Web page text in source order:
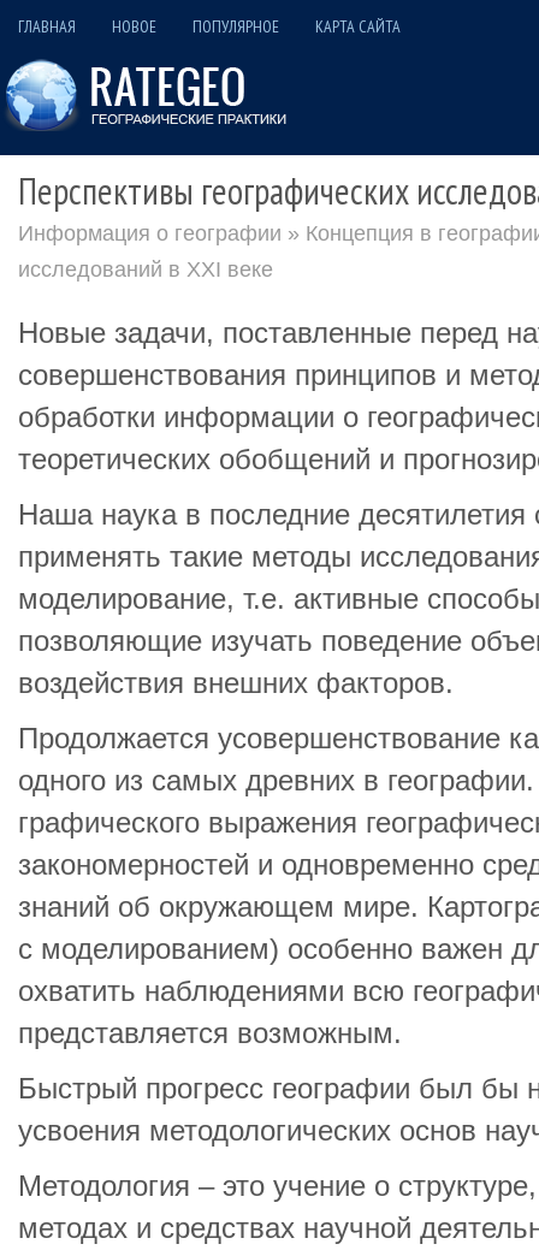
ГЛАВНАЯ НОВОЕ ПОПУЛЯРНОЕ КАРТА САЙТА
Перспективы географических
Информация о географии » Концепция в
исследований в XXI веке
Новые задачи, поставленные перед
совершенствования принципов и
обработки информации о
теоретических обобщений и
Наша наука в последние десятилетия
применять такие методы
моделирование, т.е. активные
позволяющие изучать поведение
воздействия внешних факторов.
Продолжается усовершенствование
одного из самых древних в
графического выражения
закономерностей и одновременно
знаний об окружающем мире.
с моделированием) особенно важен
охватить наблюдениями всю
представляется возможным.
Быстрый прогресс географии был бы
усвоения методологических основ
Методология – это учение о
методах и средствах научной